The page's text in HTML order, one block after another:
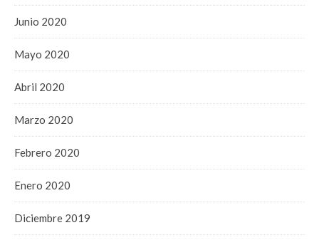
Junio 2020
Mayo 2020
Abril 2020
Marzo 2020
Febrero 2020
Enero 2020
Diciembre 2019